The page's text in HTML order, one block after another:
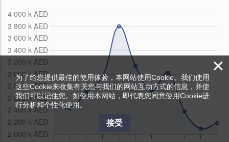
×
为了给您提供最佳的使用体验，本网站使用Cookie。我们使用
这些Cookie来收集有关您与我们的网站互动方式的信息，并使
我们可以记住您。如使用本网站，即代表您同意使用Cookie进
行分析和个性化使用。
接受